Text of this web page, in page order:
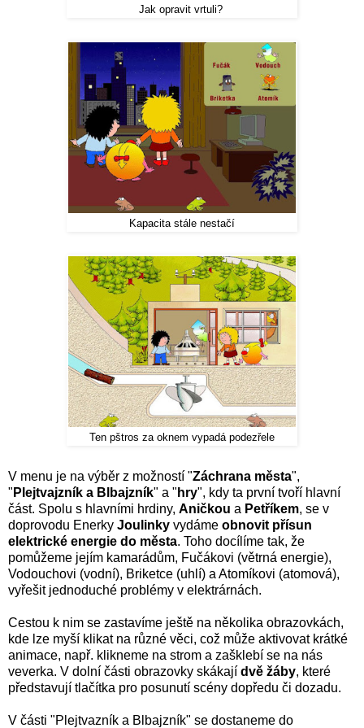
Jak opravit vrtuli?
Kapacita stále nestačí
Ten pštros za oknem vypadá podezřele
V menu je na výběr z možností "Záchrana města",
" Plejtvajzník a Blbajzník" a " hry", kdy ta první tvoří hlavní
část. Spolu s hlavními hrdiny, Aničkou a Petříkem, se v
doprovodu Enerky Joulinky vydáme obnovit přísun
elektrické energie do města. Toho docílíme tak, že
pomůžeme jejím kamarádům, Fučákovi (větrná energie),
Vodouchovi (vodní), Briketce (uhlí) a Atomíkovi (atomová),
vyřešit jednoduché problémy v elektrárnách.
Cestou k nim se zastavíme ještě na několika obrazovkách,
kde lze myší klikat na různé věci, což může aktivovat krátké
animace, např. klikneme na strom a zašklebí se na nás
veverka. V dolní části obrazovky skákají dvě žáby, které
představují tlačítka pro posunutí scény dopředu či dozadu.
V části "Plejtvazník a Blbajzník" se dostaneme do